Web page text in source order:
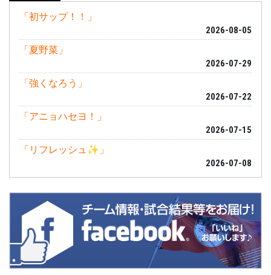
「初サップ！！」
2026-08-05
「夏野菜」
2026-07-29
「強くなろう」
2026-07-22
「アニョハセヨ！」
2026-07-15
「リフレッシュ✨」
2026-07-08